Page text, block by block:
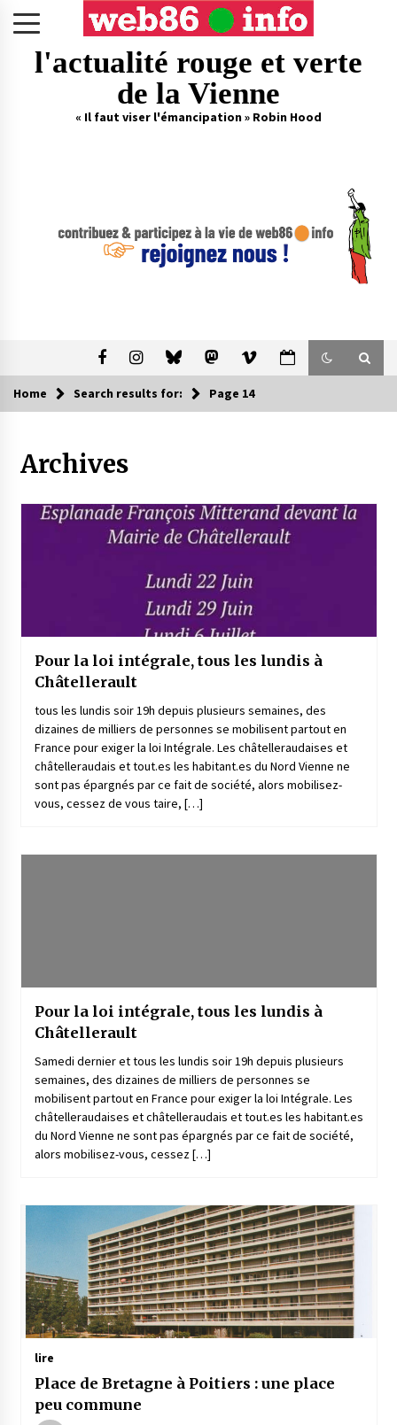
l'actualité rouge et verte
de la Vienne
« Il faut viser l'émancipation » Robin Hood
Home Search results for: Page 14
Archives
Pour la loi intégrale, tous les lundis à
Châtellerault
tous les lundis soir 19h depuis plusieurs semaines, des
dizaines de milliers de personnes se mobilisent partout en
France pour exiger la loi Intégrale. Les châtelleraudaises et
châtelleraudais et tout.es les habitant.es du Nord Vienne ne
sont pas épargnés par ce fait de société, alors mobilisez-
vous, cessez de vous taire, […]
Pour la loi intégrale, tous les lundis à
Châtellerault
Samedi dernier et tous les lundis soir 19h depuis plusieurs
semaines, des dizaines de milliers de personnes se
mobilisent partout en France pour exiger la loi Intégrale. Les
châtelleraudaises et châtelleraudais et tout.es les habitant.es
du Nord Vienne ne sont pas épargnés par ce fait de société,
alors mobilisez-vous, cessez […]
lire
Place de Bretagne à Poitiers : une place
peu commune